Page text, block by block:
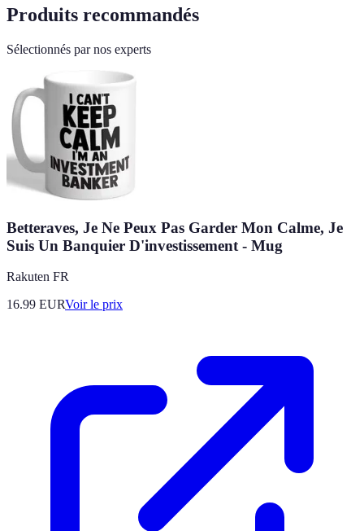
Produits recommandés
Sélectionnés par nos experts
Betteraves, Je Ne Peux Pas Garder Mon Calme, Je
Suis Un Banquier D'investissement - Mug
Rakuten FR
16.99 EURVoir le prix